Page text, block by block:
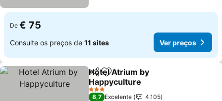
De € 75
Consulte os preços de 11 sites Ver preços
PartilharAdicionar aos favoritos
Hotel Atrium by
Happyculture
Ver preços
3 Estrelas
8,7 Excelente
4.105